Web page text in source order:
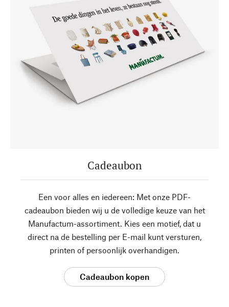
Cadeaubon
Een voor alles en iedereen: Met onze PDF-
cadeaubon bieden wij u de volledige keuze van het
Manufactum-assortiment. Kies een motief, dat u
direct na de bestelling per E-mail kunt versturen,
printen of persoonlijk overhandigen.
Cadeaubon kopen